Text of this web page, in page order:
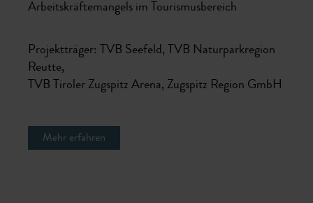
Arbeitskräftemangels im Tourismusbereich
Projektträger: TVB Seefeld, TVB Naturparkregion
Reutte,
TVB Tiroler Zugspitz Arena, Zugspitz Region GmbH
Mehr erfahren